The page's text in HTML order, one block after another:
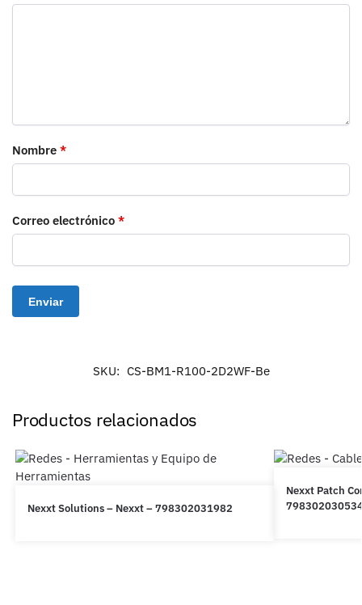
Nombre *
Correo electrónico *
SKU: CS-BM1-R100-2D2WF-Be
Productos relacionados
Nexxt Solutions – Nexxt – 798302031982
Nexxt Patch